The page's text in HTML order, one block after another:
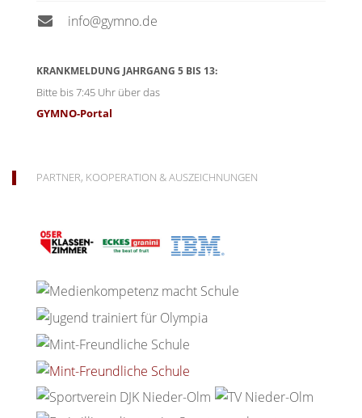
info@gymno.de
KRANKMELDUNG JAHRGANG 5 BIS 13:
Bitte bis 7:45 Uhr über das
GYMNO-Portal
PARTNER, KOOPERATION & AUSZEICHNUNGEN